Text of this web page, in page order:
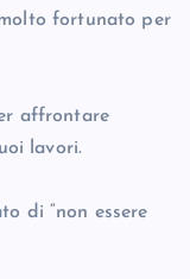
fortunato per
affrontare
lavori.
di “non essere